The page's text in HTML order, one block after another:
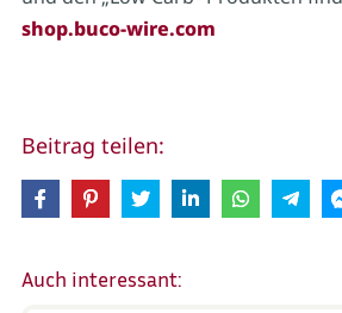
shop.buco-wire.com
Beitrag teilen:
Auch interessant: